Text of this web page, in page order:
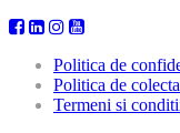
Politica de
Politica de
Termeni si